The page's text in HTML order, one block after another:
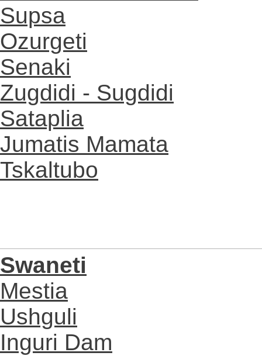
Supsa
Ozurgeti
Senaki
Zugdidi - Sugdidi
Sataplia
Jumatis Mamata
Tskaltubo
Swaneti
Mestia
Ushguli
Inguri Dam